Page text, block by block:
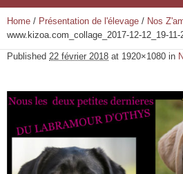
Home / Présentation de l'élevage / Nos
www.kizoa.com_collage_2017-12-12_19-11-
Published 22 février 2018 at 1920×1080 in